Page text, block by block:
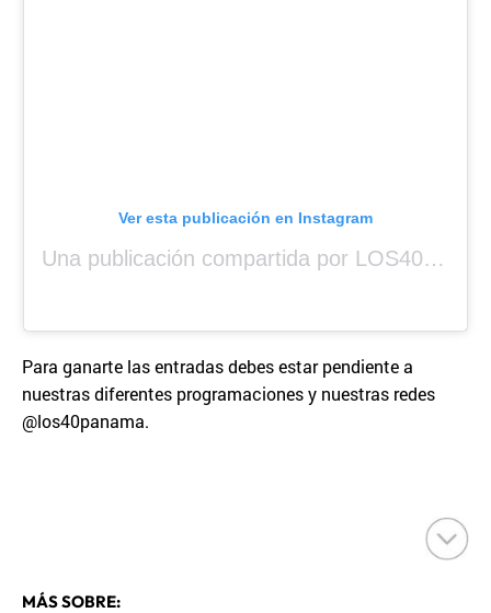
Ver esta publicación en Instagram
Una publicación compartida por LOS40 Panamá (@los40panama)
Para ganarte las entradas debes estar pendiente a
nuestras diferentes programaciones y nuestras redes
@los40panama.
MÁS SOBRE: